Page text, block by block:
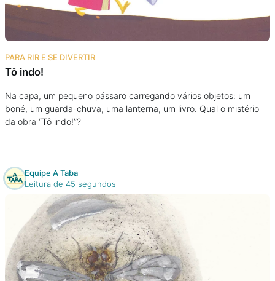
PARA RIR E SE DIVERTIR
Tô indo!
Na capa, um pequeno pássaro carregando vários objetos: um
boné, um guarda-chuva, uma lanterna, um livro. Qual o mistério
da obra “Tô indo!”?
Equipe A Taba
Leitura de 45 segundos